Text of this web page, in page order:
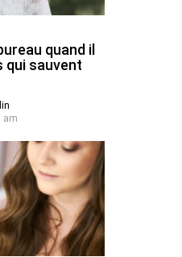
quand il
qui sauvent
am